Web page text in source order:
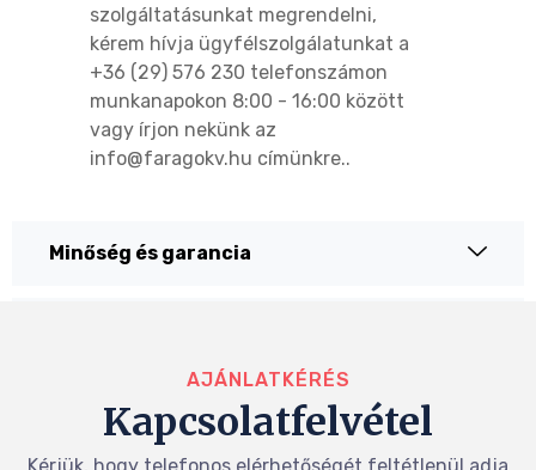
szolgáltatásunkat megrendelni,
kérem hívja ügyfélszolgálatunkat a
+36 (29) 576 230 telefonszámon
munkanapokon 8:00 - 16:00 között
vagy írjon nekünk az
info@faragokv.hu címünkre..
Minőség és garancia
AJÁNLATKÉRÉS
Kapcsolatfelvétel